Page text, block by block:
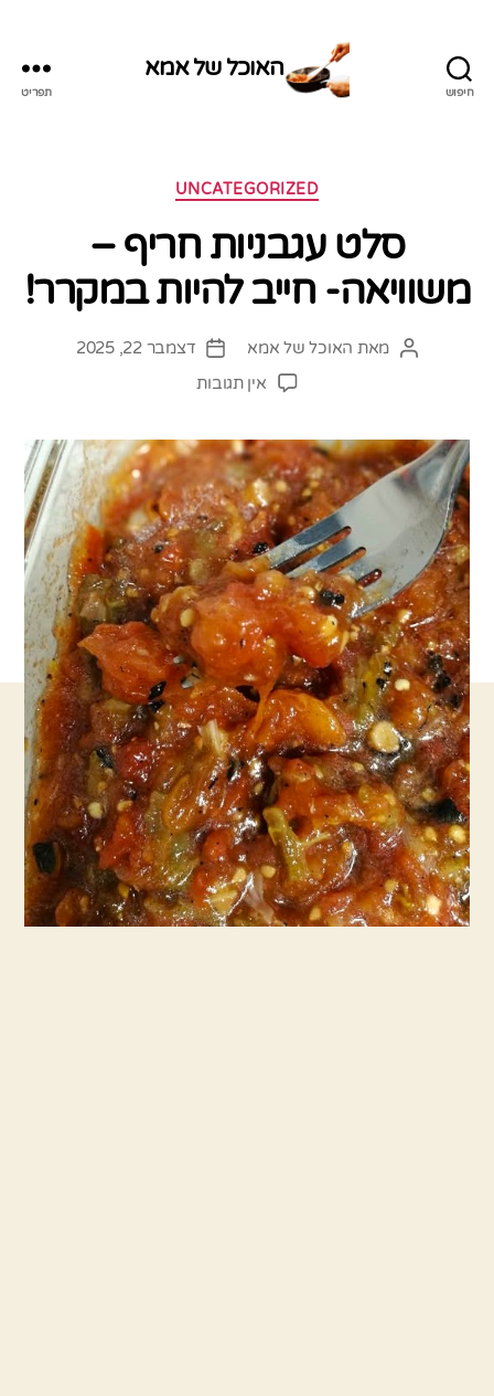
חיפוש
האוכל של אמא
תפריט
קטגוריות
UNCATEGORIZED
סלט עגבניות חריף –
משוויאה- חייב להיות במקרר!
המחבר
מאת האוכל של אמא
תאריךדצמבר 22, 2025
אין תגובותעל
חריף
משוויאה-
חייב
להיות
במקרר!